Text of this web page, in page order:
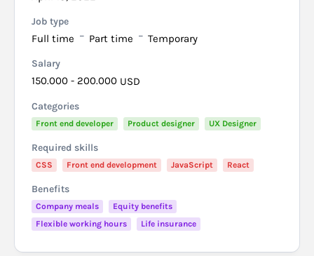
Job type
Full time Part time Temporary
Salary
150.000 - 200.000 USD
Categories
Front end developer Product designer UX Designer
Required skills
CSS Front end development JavaScript React
Benefits
Company meals
Equity benefits
Flexible working hours
Life insurance